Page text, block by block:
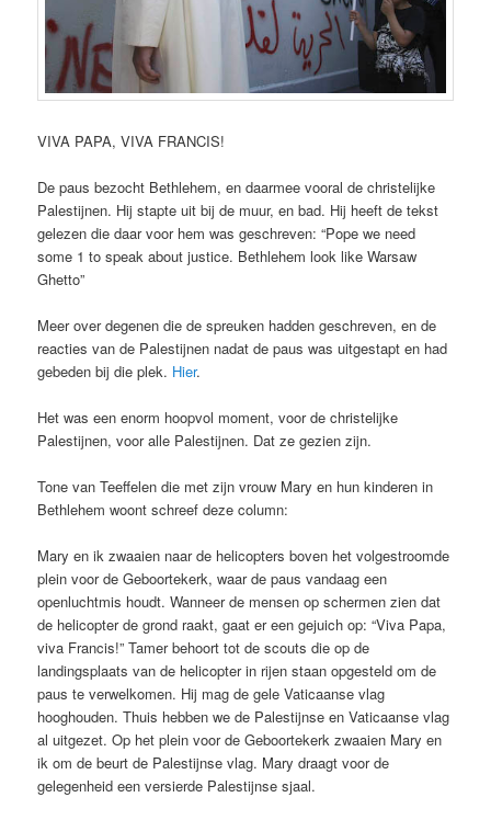
VIVA PAPA, VIVA FRANCIS!
De paus bezocht Bethlehem, en daarmee vooral de christelijke
Palestijnen. Hij stapte uit bij de muur, en bad. Hij heeft de tekst
gelezen die daar voor hem was geschreven: “Pope we need
some 1 to speak about justice. Bethlehem look like Warsaw
Ghetto”
Meer over degenen die de spreuken hadden geschreven, en de
reacties van de Palestijnen nadat de paus was uitgestapt en had
gebeden bij die plek. Hier.
Het was een enorm hoopvol moment, voor de christelijke
Palestijnen, voor alle Palestijnen. Dat ze gezien zijn.
Tone van Teeffelen die met zijn vrouw Mary en hun kinderen in
Bethlehem woont schreef deze column:
Mary en ik zwaaien naar de helicopters boven het volgestroomde
plein voor de Geboortekerk, waar de paus vandaag een
openluchtmis houdt. Wanneer de mensen op schermen zien dat
de helicopter de grond raakt, gaat er een gejuich op: “Viva Papa,
viva Francis!” Tamer behoort tot de scouts die op de
landingsplaats van de helicopter in rijen staan opgesteld om de
paus te verwelkomen. Hij mag de gele Vaticaanse vlag
hooghouden. Thuis hebben we de Palestijnse en Vaticaanse vlag
al uitgezet. Op het plein voor de Geboortekerk zwaaien Mary en
ik om de beurt de Palestijnse vlag. Mary draagt voor de
gelegenheid een versierde Palestijnse sjaal.